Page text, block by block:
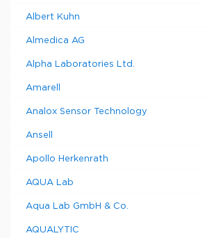
Albert Kuhn
Almedica AG
Alpha Laboratories Ltd.
Amarell
Analox Sensor Technology
Ansell
Apollo Herkenrath
AQUA Lab
Aqua Lab GmbH & Co.
AQUALYTIC